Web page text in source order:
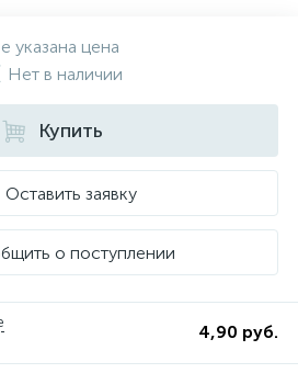
указана цена
Нет в наличии
Купить
Оставить заявку
о поступлении
4,90 руб.